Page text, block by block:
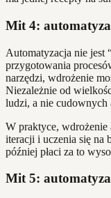
Mit 4:
Automatyzacja nie jest
przygotowania
narzędzi, wdrożenie
Niezależnie od
ludzi, a nie cudownych
W praktyce, wdrożenie
iteracji i uczenia się na
później płaci za to
Mit 5: